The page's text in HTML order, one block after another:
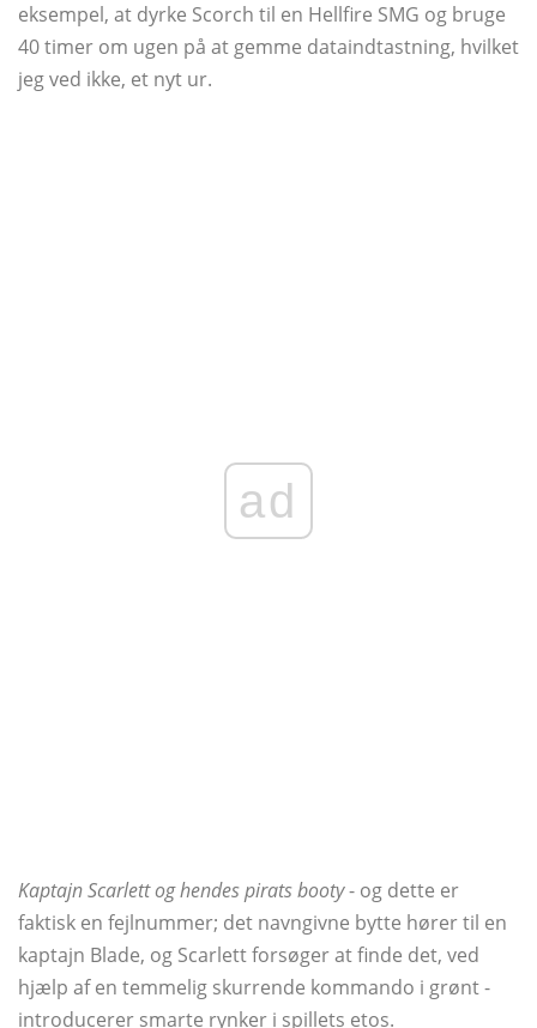
eksempel, at dyrke Scorch til en Hellfire SMG og bruge
40 timer om ugen på at gemme dataindtastning, hvilket
jeg ved ikke, et nyt ur.
ad
Kaptajn Scarlett og hendes pirats booty- og dette er
faktisk en fejlnummer; det navngivne bytte hører til en
kaptajn Blade, og Scarlett forsøger at finde det, ved
hjælp af en temmelig skurrende kommando i grønt -
introducerer smarte rynker i spillets etos.